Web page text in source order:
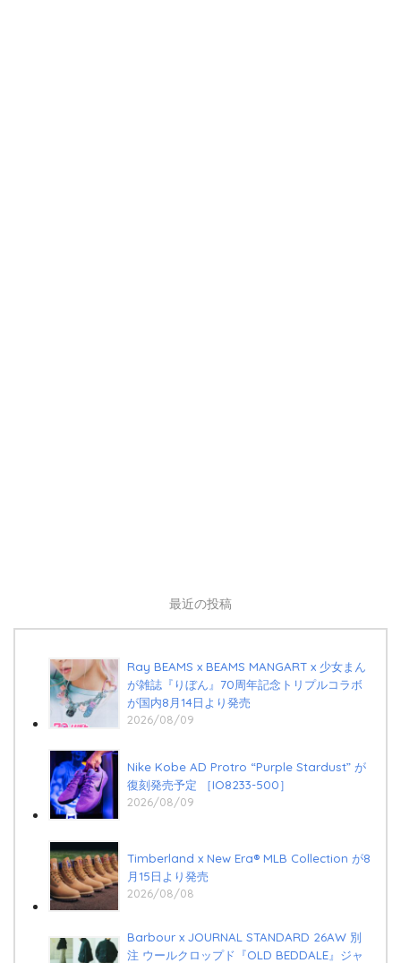
最近の投稿
Ray BEAMS x BEAMS MANGART x 少女まん
が雑誌『りぼん』70周年記念トリプルコラボ
が国内8月14日より発売
2026/08/09
Nike Kobe AD Protro “Purple Stardust” が
復刻発売予定 ［IO8233-500］
2026/08/09
Timberland x New Era®︎ MLB Collection が8
月15日より発売
2026/08/08
Barbour x JOURNAL STANDARD 26AW 別
注 ウールクロップド『OLD BEDDALE』ジャ